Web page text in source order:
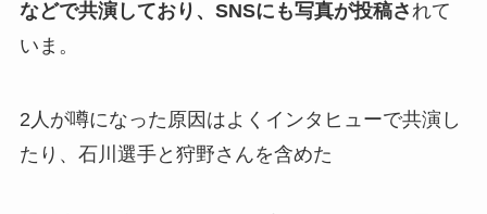
などで共演しており、SNSにも写真が投稿されて
いま。
2人が噂になった原因はよくインタヒューで共演し
たり、石川選手と狩野さんを含めた